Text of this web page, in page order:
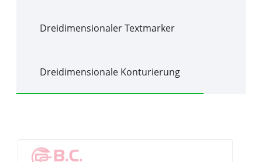
Dreidimensionaler Textmarker
Dreidimensionale Konturierung